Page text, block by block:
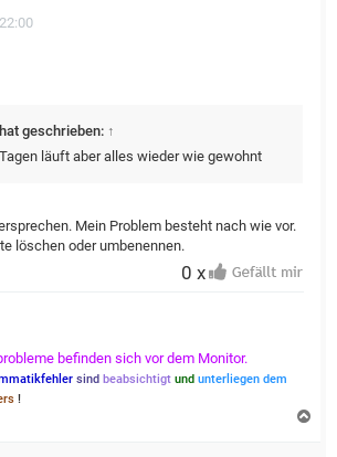
hat geschrieben: ↑
läuft aber alles wieder wie gewohnt
Mein Problem besteht nach wie vor.
löschen oder umbenennen.
0 x
befinden sich vor dem Monitor.
sind beabsichtigt und unterliegen dem
!